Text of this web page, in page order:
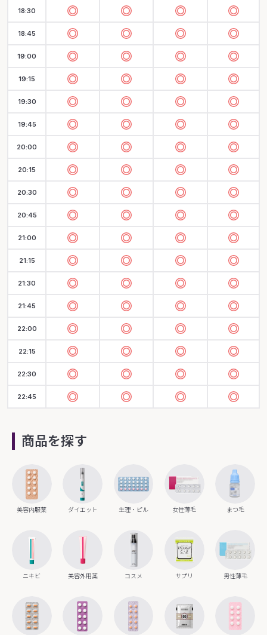
18:30
18:45
19:00
19:15
19:30
19:45
20:00
20:15
20:30
20:45
21:00
21:15
21:30
21:45
22:00
22:15
22:30
22:45
商品を探す
美容内服薬 ダイエット 生理・ピル 女性薄毛 まつ毛
ニキビ 美容外用薬 コスメ サプリ 男性薄毛